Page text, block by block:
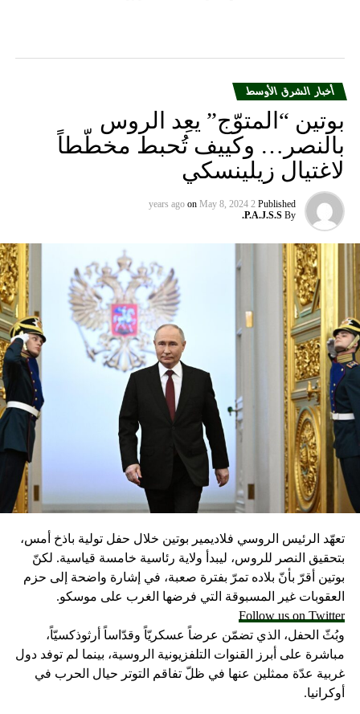
أخبار الشرق الأوسط
بوتين “المتوّج” يعِد الروس
بالنصر… وكييف تُحبط مخطّطاً
لاغتيال زيلينسكي
Published
on May 8, 2024
By
P.A.J.S.S.
تعهّد الرئيس الروسي فلاديمير بوتين خلال حفل تولية باذخ أمس،
بوتين أقرّ بأنّ بلاده تمرّ بفترة صعبة، في إشارة واضحة إلى حزم
العقوبات غير المسبوقة التي فرضها الغرب على موسكو.
Follow us on Twitter
وبُثّ الحفل، الذي تضمّن عرضاً عسكريّاً وقدّاساً أرثوذكسيّاً،
مباشرة على أبرز القنوات التلفزيونية الروسية، بينما لم توفد دول
غربية عدّة ممثلين عنها في ظلّ تفاقم التوتر حيال الحرب في
أوكرانيا.
وبعد تأديته اليمين، قال الرئيس «المتوّج»: «نحن متّحدون وأمة